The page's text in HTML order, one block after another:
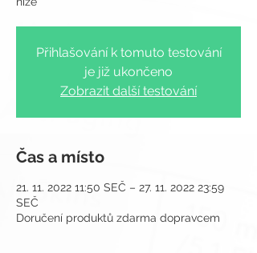
Přihlašování k tomuto testování
je již ukončeno
Zobrazit další testování
Čas a místo
21. 11. 2022 11:50 SEČ – 27. 11. 2022 23:59
SEČ
Doručení produktů zdarma dopravcem